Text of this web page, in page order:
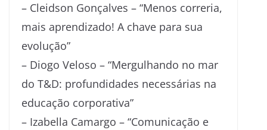
– Cleidson Gonçalves – “Menos correria,
mais aprendizado! A chave para sua
evolução”
– Diogo Veloso – “Mergulhando no mar
do T&D: profundidades necessárias na
educação corporativa”
– Izabella Camargo – “Comunicação e